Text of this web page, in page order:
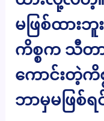
မဖြစ်ထားဘူ
ကိစ္စက သီတာ
ကောင်းတဲ့ကိ
ဘာမှမဖြစ်